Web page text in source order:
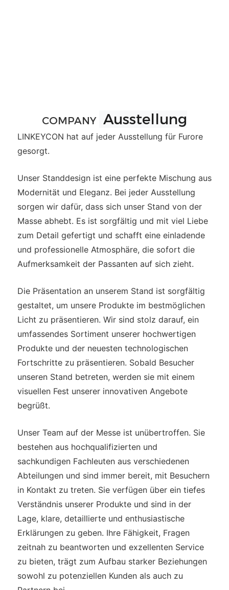
COMPANY Ausstellung
LINKEYCON hat auf jeder Ausstellung für Furore
gesorgt.
Unser Standdesign ist eine perfekte Mischung aus
Modernität und Eleganz. Bei jeder Ausstellung
sorgen wir dafür, dass sich unser Stand von der
Masse abhebt. Es ist sorgfältig und mit viel Liebe
zum Detail gefertigt und schafft eine einladende
und professionelle Atmosphäre, die sofort die
Aufmerksamkeit der Passanten auf sich zieht.
Die Präsentation an unserem Stand ist sorgfältig
gestaltet, um unsere Produkte im bestmöglichen
Licht zu präsentieren. Wir sind stolz darauf, ein
umfassendes Sortiment unserer hochwertigen
Produkte und der neuesten technologischen
Fortschritte zu präsentieren. Sobald Besucher
unseren Stand betreten, werden sie mit einem
visuellen Fest unserer innovativen Angebote
begrüßt.
Unser Team auf der Messe ist unübertroffen. Sie
bestehen aus hochqualifizierten und
sachkundigen Fachleuten aus verschiedenen
Abteilungen und sind immer bereit, mit Besuchern
in Kontakt zu treten. Sie verfügen über ein tiefes
Verständnis unserer Produkte und sind in der
Lage, klare, detaillierte und enthusiastische
Erklärungen zu geben. Ihre Fähigkeit, Fragen
zeitnah zu beantworten und exzellenten Service
zu bieten, trägt zum Aufbau starker Beziehungen
sowohl zu potenziellen Kunden als auch zu